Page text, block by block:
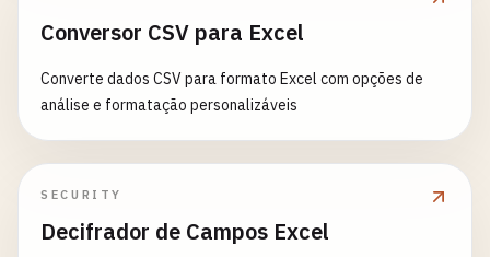
Conversor CSV para Excel
Converte dados CSV para formato Excel com opções de
análise e formatação personalizáveis
SECURITY
Decifrador de Campos Excel